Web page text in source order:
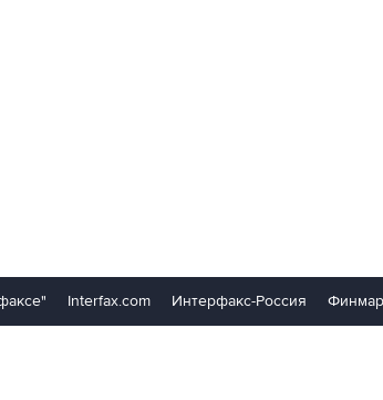
Interfax.com Интерфакс-Россия